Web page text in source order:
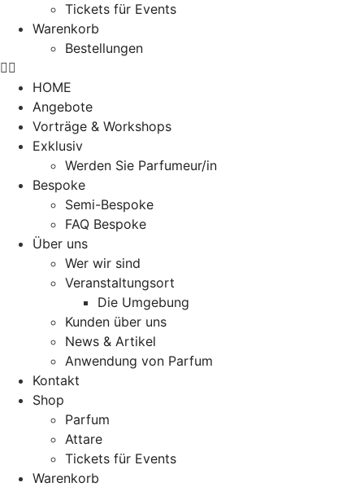
Tickets für Events
Warenkorb
Bestellungen
HOME
Angebote
Vorträge & Workshops
Exklusiv
Werden Sie Parfumeur/in
Bespoke
Semi-Bespoke
FAQ Bespoke
Über uns
Wer wir sind
Veranstaltungsort
Die Umgebung
Kunden über uns
News & Artikel
Anwendung von Parfum
Kontakt
Shop
Parfum
Attare
Tickets für Events
Warenkorb